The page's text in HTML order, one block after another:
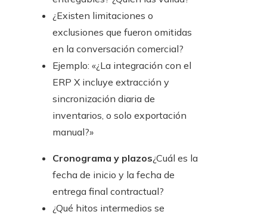
¿Existen limitaciones o
exclusiones que fueron omitidas
en la conversación comercial?
Ejemplo: «¿La integración con el
ERP X incluye extracción y
sincronización diaria de
inventarios, o solo exportación
manual?»
Cronograma y plazos¿Cuál es la
fecha de inicio y la fecha de
entrega final contractual?
¿Qué hitos intermedios se